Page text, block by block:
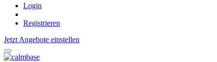
Login
Registrieren
Jetzt Angebote einstellen